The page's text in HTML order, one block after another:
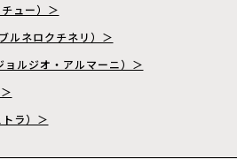
ュー）＞
ネロクチネリ）＞
ルジオ・アルマーニ）＞
ラ）＞